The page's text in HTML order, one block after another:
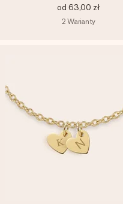
od 63,00 zł
2 Warianty